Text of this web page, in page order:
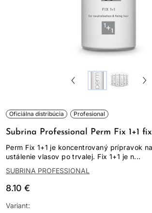
Oficiálna distribúcia Profesional
Subrina Professional Perm Fix 1+1
Perm Fix 1+1 je koncentrovaný prípravok
ustálenie vlasov po trvalej. Fix 1+1 je n...
SUBRINA PROFESSIONAL
8.10 €
Variant: